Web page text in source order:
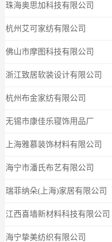
珠海奥思加科技有限公司
杭州艾可家纺有限公司
佛山市摩图科技有限公司
浙江致居软装设计有限公司
杭州布金家纺有限公司
无锡市康佳乐寝饰用品厂
上海雅慕装饰材料有限公司
海宁市潘氏布艺有限公司
瑞菲纳朵(上海)家居有限公司
江西喜墙新材料科技有限公司
海宁挚美纺织有限公司